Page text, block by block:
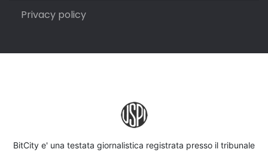
Privacy policy
BitCity e' una testata giornalistica registrata presso il tribunale